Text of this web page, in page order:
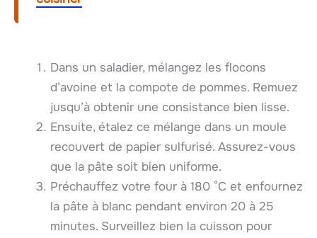
Dans un saladier, mélangez les flocons
d’avoine et la compote de pommes. Remuez
jusqu’à obtenir une consistance bien lisse.
Ensuite, étalez ce mélange dans un moule
recouvert de papier sulfurisé. Assurez-vous
que la pâte soit bien uniforme.
Préchauffez votre four à 180 °C et enfournez
la pâte à blanc pendant environ 20 à 25
minutes. Surveillez bien la cuisson pour